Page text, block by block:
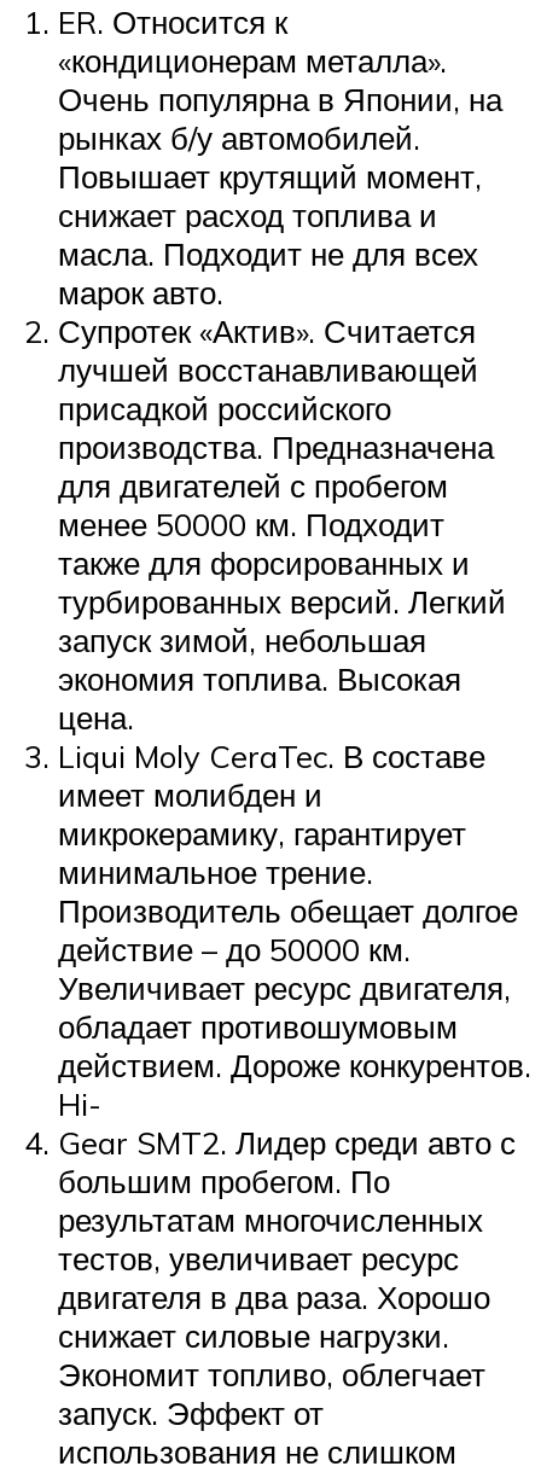
ER. Относится к
«кондиционерам металла».
Очень популярна в Японии, на
рынках б/у автомобилей.
Повышает крутящий момент,
снижает расход топлива и
масла. Подходит не для всех
марок авто.
Супротек «Актив». Считается
лучшей восстанавливающей
присадкой российского
производства. Предназначена
для двигателей с пробегом
менее 50000 км. Подходит
также для форсированных и
турбированных версий. Легкий
запуск зимой, небольшая
экономия топлива. Высокая
цена.
Liqui Moly CeraTec. В составе
имеет молибден и
микрокерамику, гарантирует
минимальное трение.
Производитель обещает долгое
действие – до 50000 км.
Увеличивает ресурс двигателя,
обладает противошумовым
действием. Дороже конкурентов.
Hi-
Gear SMT2. Лидер среди авто с
большим пробегом. По
результатам многочисленных
тестов, увеличивает ресурс
двигателя в два раза. Хорошо
снижает силовые нагрузки.
Экономит топливо, облегчает
запуск. Эффект от
использования не слишком